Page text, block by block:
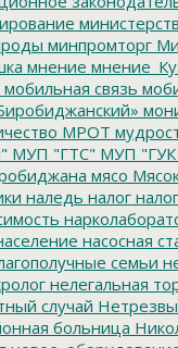
минпромторг
мнение
мобильная связь
МРОТ
МУП "ГТС" МУП "ГУК
мясо
наледь налог
насосная
семьи
нелегальная
случай
больница